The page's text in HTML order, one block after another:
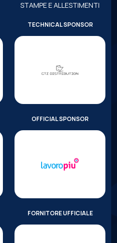
STAMPE E ALLESTIMENTI
TECHNICAL SPONSOR
OFFICIAL SPONSOR
FORNITORE UFFICIALE